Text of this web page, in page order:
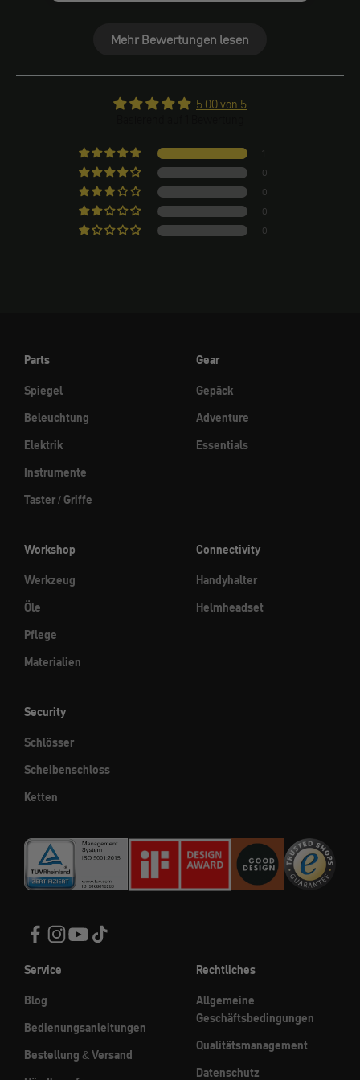
echt praktisch, einfach eingeklappt und kein
Mehr Bewertungen lesen
5.00 von 5
1
0
0
0
0
Parts
Spiegel
Beleuchtung
Elektrik
Instrumente
Taster / Griffe
Gear
Gepäck
Adventure
Essentials
Workshop
Werkzeug
Öle
Pflege
Materialien
Connectivity
Handyhalter
Helmheadset
Security
Schlösser
Scheibenschloss
Ketten
Service
Blog
Bedienungsanleitungen
Bestellung & Versand
Rechtliches
Allgemeine
Geschäftsbedingungen
Qualitätsmanagement
Datenschutz